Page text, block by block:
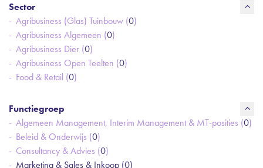
Sector
Agribusiness (Glas) Tuinbouw (0)
Agribusiness Algemeen (0)
Agribusiness Dier (0)
Agribusiness Open Teelten (0)
Food & Retail (0)
Functiegroep
Algemeen Management, Interim Management & MT-posities (0)
Beleid & Onderwijs (0)
Consultancy & Advies (0)
Marketing & Sales & Inkoop (0)